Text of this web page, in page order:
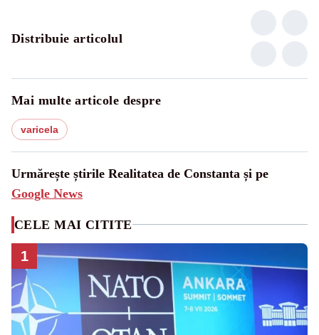
Distribuie articolul
Mai multe articole despre
varicela
Urmărește știrile Realitatea de Constanta și pe
Google News
CELE MAI CITITE
1